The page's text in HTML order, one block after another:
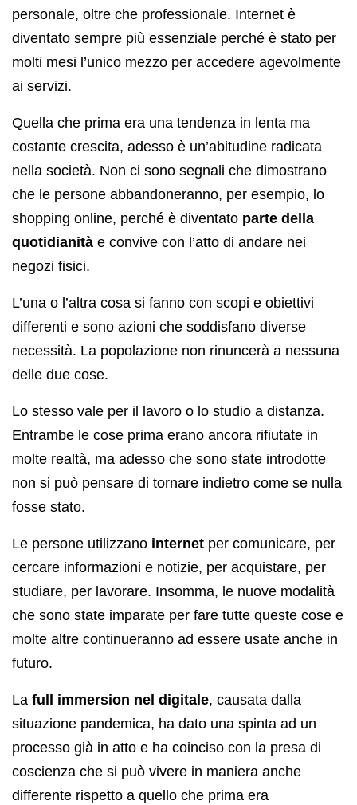
personale, oltre che professionale. Internet è
diventato sempre più essenziale perché è stato per
molti mesi l’unico mezzo per accedere agevolmente
ai servizi.
Quella che prima era una tendenza in lenta ma
costante crescita, adesso è un’abitudine radicata
nella società. Non ci sono segnali che dimostrano
che le persone abbandoneranno, per esempio, lo
shopping online, perché è diventato parte della
quotidianità e convive con l’atto di andare nei
negozi fisici.
L’una o l’altra cosa si fanno con scopi e obiettivi
differenti e sono azioni che soddisfano diverse
necessità. La popolazione non rinuncerà a nessuna
delle due cose.
Lo stesso vale per il lavoro o lo studio a distanza.
Entrambe le cose prima erano ancora rifiutate in
molte realtà, ma adesso che sono state introdotte
non si può pensare di tornare indietro come se nulla
fosse stato.
Le persone utilizzano internet per comunicare, per
cercare informazioni e notizie, per acquistare, per
studiare, per lavorare. Insomma, le nuove modalità
che sono state imparate per fare tutte queste cose e
molte altre continueranno ad essere usate anche in
futuro.
La full immersion nel digitale, causata dalla
situazione pandemica, ha dato una spinta ad un
processo già in atto e ha coinciso con la presa di
coscienza che si può vivere in maniera anche
differente rispetto a quello che prima era